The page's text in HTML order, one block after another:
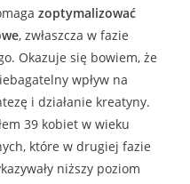
zoptymalizować
, zwłaszcza w fazie
Okazuje się bowiem, że
wpływ na
i działanie kreatyny.
39 kobiet w wieku
które w drugiej fazie
niższy poziom